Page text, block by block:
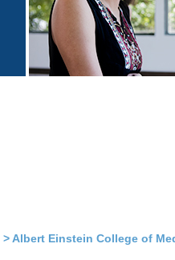
> Albert Einstein College of